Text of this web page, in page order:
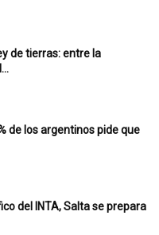
de tierras: entre la
de los argentinos pide que
del INTA, Salta se prepara